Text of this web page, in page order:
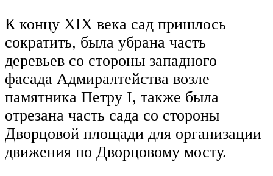
К концу XIX века сад пришлось
сократить, была убрана часть
деревьев со стороны западного
фасада Адмиралтейства возле
памятника Петру I, также была
отрезана часть сада со стороны
Дворцовой площади для организации
движения по Дворцовому мосту.